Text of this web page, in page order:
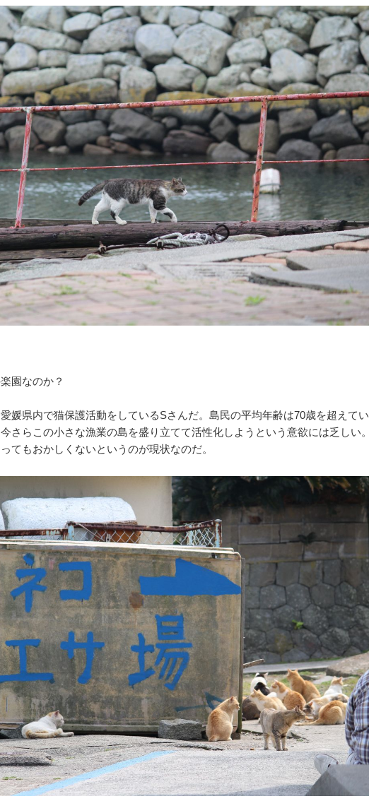
園なのか？
媛県内で猫保護活動をしているSさんだ。島民の平均年齢は70歳を超えてい
さらこの小さな漁業の島を盛り立てて活性化しようという意欲には乏しい。
てもおかしくないというのが現状なのだ。